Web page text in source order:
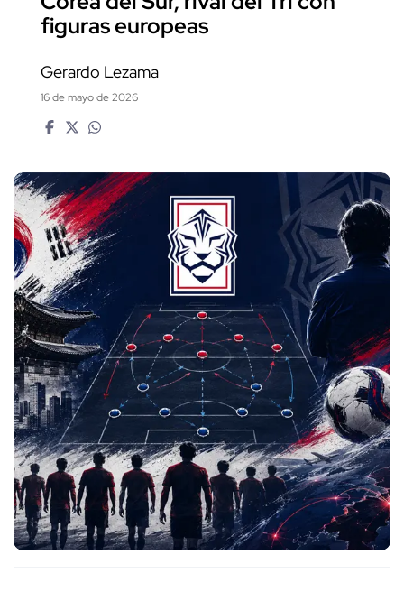
figuras europeas
Gerardo Lezama
16 de mayo de 2026